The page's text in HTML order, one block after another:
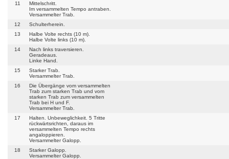
11
Mittelschritt.
Im versammelten Tempo antraben.
Versammelter Trab.
12
Schulterherein.
13
Halbe Volte rechts (10 m).
Halbe Volte links (10 m).
14
Nach links traversieren.
Geradeaus.
Linke Hand.
15
Starker Trab.
Versammelter Trab.
16
Die Übergänge vom versammelten
Trab zum starken Trab und vom
starken Trab zum versammelten
Trab bei H und F.
Versammelter Trab.
17
Halten. Unbeweglichkeit. 5 Tritte
rückwärtsrichten, daraus im
versammelten Tempo rechts
angaloppieren.
Versammelter Galopp.
18
Starker Galopp.
Versammelter Galopp.